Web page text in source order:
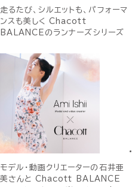
走るたび、シルエットも、パフォーマ
ンスも美しく Chacott
BALANCEのランナーズシリーズ
モデル・動画クリエーターの石井亜
美さんと Chacott BALANCE